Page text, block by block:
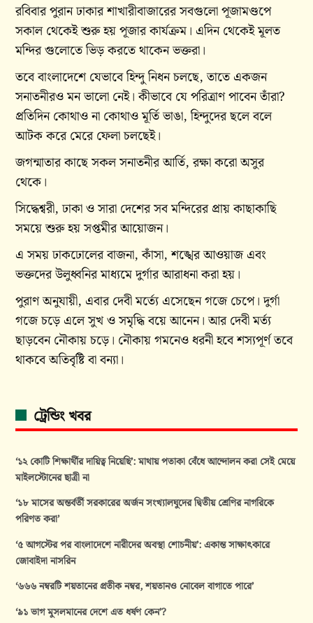
রবিবার পুরান ঢাকার শাখারীবাজারের সবগুলো পূজামণ্ডপে
সকাল থেকেই শুরু হয় পূজার কার্যক্রম। এদিন থেকেই মূলত
মন্দির গুলোতে ভিড় করতে থাকেন ভক্তরা।
তবে বাংলাদেশে যেভাবে হিন্দু নিধন চলছে, তাতে একজন
সনাতনীরও মন ভালো নেই। কীভাবে যে পরিত্রাণ পাবেন তাঁরা?
প্রতিদিন কোথাও না কোথাও মূর্তি ভাঙা, হিন্দুদের ছলে বলে
আটক করে মেরে ফেলা চলছেই।
জগন্মাতার কাছে সকল সনাতনীর আর্তি, রক্ষা করো অসুর
থেকে।
সিদ্ধেশ্বরী, ঢাকা ও সারা দেশের সব মন্দিরের প্রায় কাছাকাছি
সময়ে শুরু হয় সপ্তমীর আয়োজন।
এ সময় ঢাকঢোলের বাজনা, কাঁসা, শঙ্খের আওয়াজ এবং
ভক্তদের উলুধ্বনির মাধ্যমে দুর্গার আরাধনা করা হয়।
পুরাণ অনুযায়ী, এবার দেবী মর্ত্যে এসেছেন গজে চেপে। দুর্গা
গজে চড়ে এলে সুখ ও সমৃদ্ধি বয়ে আনেন। আর দেবী মর্ত্য
ছাড়বেন নৌকায় চড়ে। নৌকায় গমনেও ধরনী হবে শস্যপূর্ণ তবে
থাকবে অতিবৃষ্টি বা বন্যা।
ট্রেন্ডিং খবর
‘১২ কোটি শিক্ষার্থীর দায়িত্ব নিয়েছি’: মাথায় পতাকা বেঁধে আন্দোলন করা সেই মেয়ে
মাইলস্টোনের ছাত্রী না
‘১৮ মাসের অন্তর্বর্তী সরকারের অর্জন সংখ্যালঘুদের দ্বিতীয় শ্রেণির নাগরিকে
পরিণত করা’
‘৫ আগস্টের পর বাংলাদেশে নারীদের অবস্থা শোচনীয়’: একান্ত সাক্ষাৎকারে
জোবাইদা নাসরিন
‘৬৬৬ নম্বরটি শয়তানের প্রতীক নম্বর, শয়তানও নোবেল বাগাতে পারে’
‘৯১ ভাগ মুসলমানের দেশে এত ধর্ষণ কেন’?